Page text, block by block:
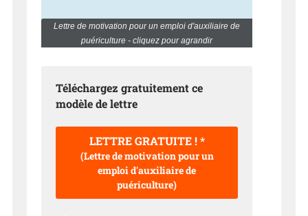
Lettre de motivation pour un emploi d'auxiliaire de
puériculture - cliquez pour agrandir
Téléchargez gratuitement ce
modèle de lettre
LETTRE GRATUITE ! *
(Lettre de motivation pour un
emploi d'auxiliaire de
puériculture)